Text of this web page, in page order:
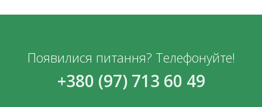
Появилися питання? Телефонуйте!
+380 (97) 713 60 49